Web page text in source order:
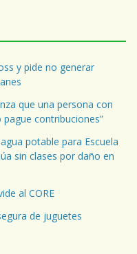
y pide no generar
que una persona con
contribuciones”
potable para Escuela
sin clases por daño en
al CORE
de juguetes